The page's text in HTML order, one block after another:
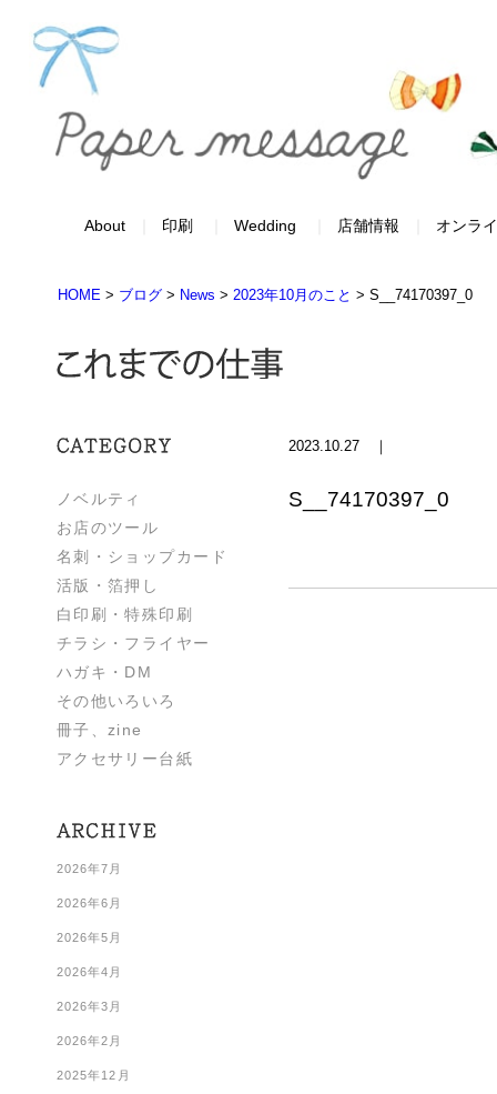
About 印刷 Wedding 店舗情報 オンラ
HOME > ブログ > News > 2023年10月のこと > S__74170397_0
ノベルティ
お店のツール
名刺・ショップカード
活版・箔押し
白印刷・特殊印刷
チラシ・フライヤー
ハガキ・DM
その他いろいろ
冊子、zine
アクセサリー台紙
2026年7月
2026年6月
2026年5月
2026年4月
2026年3月
2026年2月
2025年12月
2023.10.27 ｜
S__74170397_0